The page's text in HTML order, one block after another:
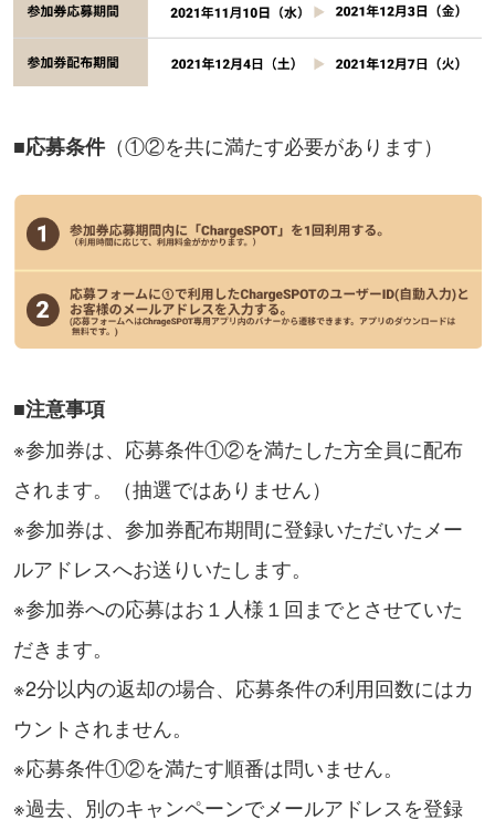
■応募条件（①②を共に満たす必要があります）
■注意事項
※参加券は、応募条件①②を満たした方全員に配布
されます。（抽選ではありません）
※参加券は、参加券配布期間に登録いただいたメー
ルアドレスへお送りいたします。
※参加券への応募はお１人様１回までとさせていた
だきます。
※2分以内の返却の場合、応募条件の利用回数にはカ
ウントされません。
※応募条件①②を満たす順番は問いません。
※過去、別のキャンペーンでメールアドレスを登録